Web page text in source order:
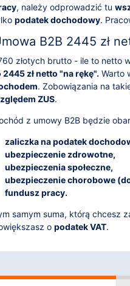
, należy odprowadzić tu
podatek dochodowy.
B2B 2445 zł
złotych brutto - ile to netto
2445 zł netto "na rękę". Warto
. Zobowiązania na
ZUS.
z umowy B2B będzie
zaliczka na podatek
ubezpieczenie zdrowotne,
ubezpieczenia społeczne,
ubezpieczenie chorobowe
fundusz pracy.
samym suma, którą chcesz
o podatek VAT.